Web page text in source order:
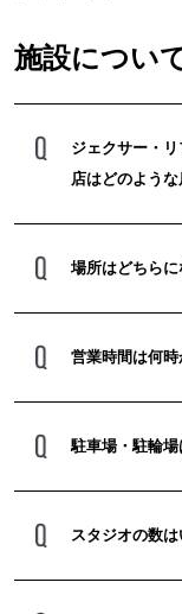
施設につい
ジェクサー・
店はどのような
場所はどちらに
営業時間は何
駐車場・駐輪場
スタジオの数